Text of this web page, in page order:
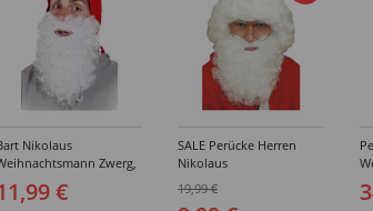
Nikolaus
Zwerg,
Standard, weiß
€
SALE Perücke Herren
Nikolaus
Weihnachtsmann,
Standard, weiß
19,99 €